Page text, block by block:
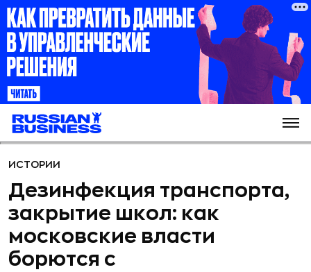
ИСТОРИИ
Дезинфекция транспорта,
закрытие школ: как
московские власти
борются с